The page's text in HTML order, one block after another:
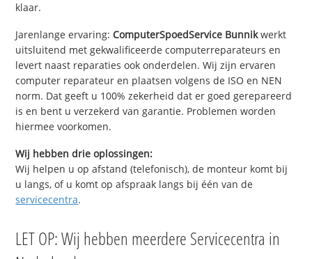
klaar.
Jarenlange ervaring:ComputerSpoedService Bunnikwerkt
uitsluitend met gekwalificeerde computerreparateurs en
levert naast reparaties ook onderdelen. Wij zijn ervaren
computer reparateur en plaatsen volgens de ISO en NEN
norm. Dat geeft u 100% zekerheid dat er goed gerepareerd
is en bent u verzekerd van garantie. Problemen worden
hiermee voorkomen.
Wij hebben drie oplossingen:
Wij helpen u op afstand (telefonisch), de monteur komt bij
u langs, of u komt op afspraak langs bij één van de
servicecentra.
LET OP: Wij hebben meerdere Servicecentra in